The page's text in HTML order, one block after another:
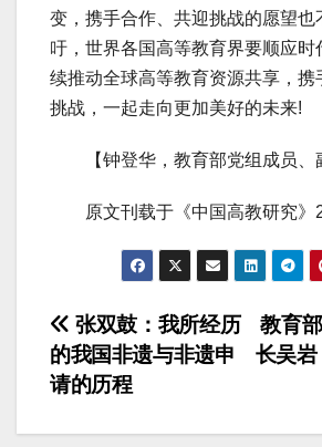
变，携手合作、共迎挑战的愿望也
吁，世界各国高等教育界要顺应时
续推动全球高等教育资源共享，携
挑战，一起走向更加美好的未来!
【钟登华，教育部党组成员、
原文刊载于《中国高教研究》
文
章
导
教育
长吴岩
张双鼓：我所经历
的我国非遗与非遗申
请的历程